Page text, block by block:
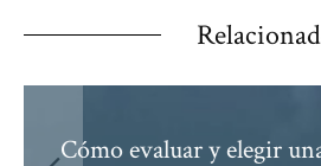
Cómo evaluar y elegir